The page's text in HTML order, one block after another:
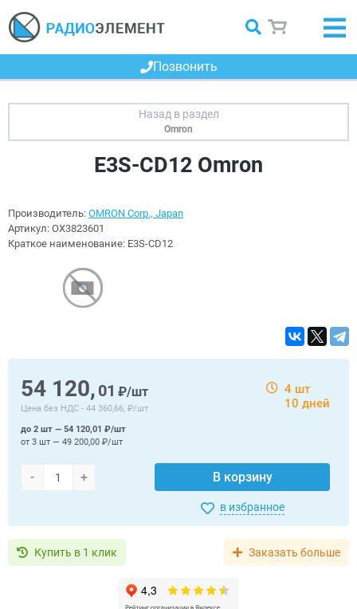
Позвонить
Omron
E3S-CD12 Omron
Производитель: OMRON Corp., Japan
Артикул: OX3823601
Краткое наименование: E3S-CD12
54 120, 01 ₽/шт
Цена без НДС - 44 360,66, ₽/шт
4 шт
10 дней
- + В корзину
до 2 шт — 54 120,01 ₽/шт
от 3 шт — 49 200,00 ₽/шт
в избранное
Купить в 1 клик Заказать больше